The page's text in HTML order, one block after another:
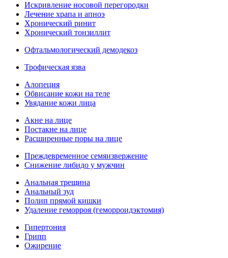
Искривление носовой перегородки
Лечение храпа и апноэ
Хронический ринит
Хронический тонзиллит
Офтальмологический демодекоз
Трофическая язва
Алопеция
Обвисание кожи на теле
Увядание кожи лица
Акне на лице
Постакне на лице
Расширенные поры на лице
Преждевременное семяизвержение
Снижение либидо у мужчин
Анальная трещина
Анальный зуд
Полип прямой кишки
Удаление геморроя (геморроидэктомия)
Гипертония
Грипп
Ожирение